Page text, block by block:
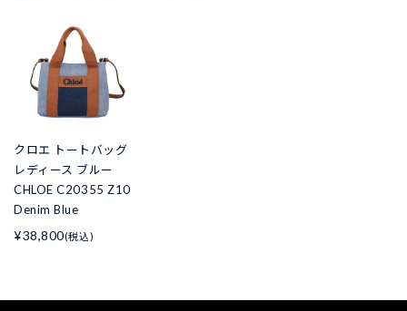
クロエ トートバッグ
レディース ブルー
CHLOE C20355 Z10
Denim Blue
¥38,800(税込)